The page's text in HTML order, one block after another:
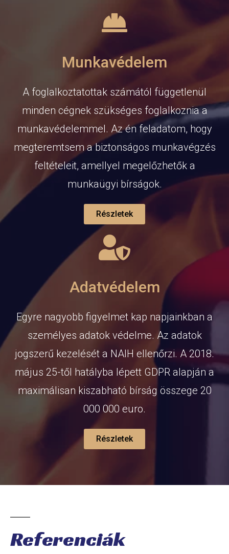
Munkavédelem
A foglalkoztatottak számától függetlenül
minden cégnek szükséges foglalkoznia a
munkavédelemmel. Az én feladatom, hogy
megteremtsem a biztonságos munkavégzés
feltételeit, amellyel megelőzhetők a
munkaügyi bírságok.
Részletek
Adatvédelem
Egyre nagyobb figyelmet kap napjainkban a
személyes adatok védelme. Az adatok
jogszerű kezelését a NAIH ellenőrzi. A 2018.
május 25-től hatályba lépett GDPR alapján a
maximálisan kiszabható bírság összege 20
000 000 euro.
Részletek
Referenciák​